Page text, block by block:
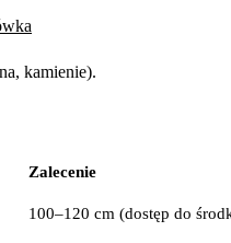
kamienie).
Zalecenie
100–120 cm (dostęp do